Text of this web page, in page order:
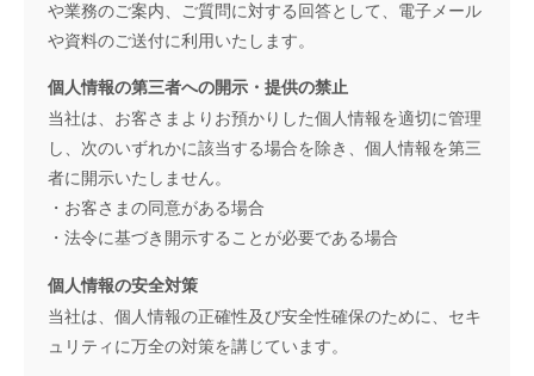
や業務のご案内、ご質問に対する回答として、電子メール
や資料のご送付に利用いたします。
個人情報の第三者への開示・提供の禁止
当社は、お客さまよりお預かりした個人情報を適切に管理
し、次のいずれかに該当する場合を除き、個人情報を第三
者に開示いたしません。
・お客さまの同意がある場合
・法令に基づき開示することが必要である場合
個人情報の安全対策
当社は、個人情報の正確性及び安全性確保のために、セキ
ュリティに万全の対策を講じています。